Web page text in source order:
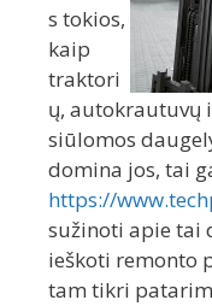
s tokios,
kaip
traktori
ų, autokrautuvų
siūlomos
domina jos, tai
https://
sužinoti apie tai
ieškoti remonto
tam tikri